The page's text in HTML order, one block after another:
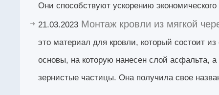
Они способствуют ускорению
21.03.2023 Монтаж кровли из мягкой
это материал для кровли, который состоит из
основы, на которую нанесен слой асфальта,
зернистые частицы. Она получила свое